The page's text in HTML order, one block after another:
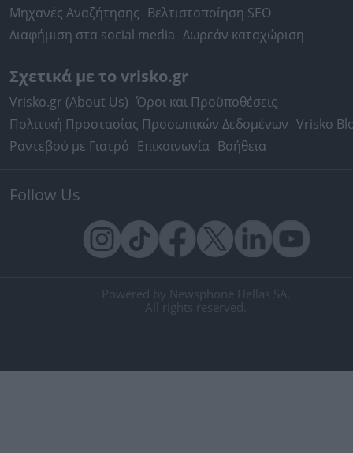
Μηχανές Αναζήτησης Βελτιστοποίηση SEO
Διαφήμιση στα social media Δωρεάν καταχώριση
Σχετικά με το vrisko.gr
Vrisko.gr (About Us) Όροι και Προϋποθέσεις
Πολιτική Προστασίας Προσωπικών Δεδομένων Vrisko
Ραντεβού με Γιατρό Επικοινωνία Βοήθεια
Follow Us
Powered by Newsphone Hellas SA.
All rights reserved.